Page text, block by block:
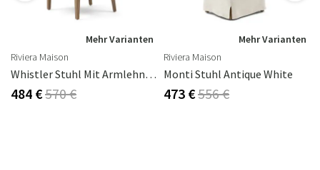
Mehr Varianten
Riviera Maison
Whistler Stuhl Mit Armlehne Maroon Brown
484 €570 €
Mehr Varianten
Riviera Maison
Monti Stuhl Antique White
473 €556 €